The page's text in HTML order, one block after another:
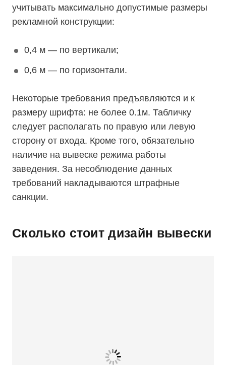
учитывать максимально допустимые размеры
рекламной конструкции:
0,4 м — по вертикали;
0,6 м — по горизонтали.
Некоторые требования предъявляются и к
размеру шрифта: не более 0.1м. Табличку
следует располагать по правую или левую
сторону от входа. Кроме того, обязательно
наличие на вывеске режима работы
заведения. За несоблюдение данных
требований накладываются штрафные
санкции.
Сколько стоит дизайн вывески